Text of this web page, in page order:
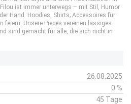
ist immer unterwegs – mit Stil, Humor
Hand. Hoodies, Shirts; Accessoires für
feiern. Unsere Pieces vereinen lässiges
sind gemacht für alle, die sich nicht in
26.08.2025
0 %
45 Tage